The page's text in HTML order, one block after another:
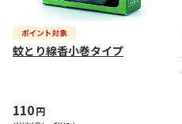
蚊とり線香小巻タイプ
110円